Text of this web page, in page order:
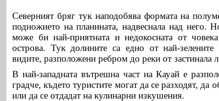
Северният бряг тук наподобява формата на
подножието на планината, надвеснала над него.
може би най-приятната и недокосната от
острова. Тук долините са едно от най-
видите, разположени ребром до реки от застинала
В най-западната вътрешна част на Кауай е
градче, където туристите могат да се разходят, да
или да се отдадат на кулинарни изкушения.